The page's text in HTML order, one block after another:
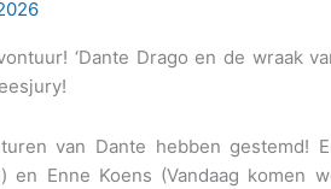
‘Dante Drago en de wraak
van Dante hebben gestemd!
en Enne Koens (Vandaag komen